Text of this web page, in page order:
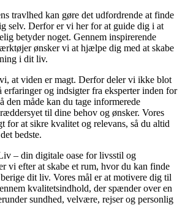
travlhed kan gøre det udfordrende at finde
selv. Derfor er vi her for at guide dig i at
betyder noget. Gennem inspirerende
ønsker vi at hjælpe dig med at skabe
i dit liv.
at viden er magt. Derfor deler vi ikke blot
erfaringer og indsigter fra eksperter inden for
den måde kan du tage informerede
til dine behov og ønsker. Vores
for at sikre kvalitet og relevans, så du altid
bedste.
– din digitale oase for livsstil og
vi efter at skabe et rum, hvor du kan finde
dit liv. Vores mål er at motivere dig til
kvalitetsindhold, der spænder over en
sundhed, velvære, rejser og personlig